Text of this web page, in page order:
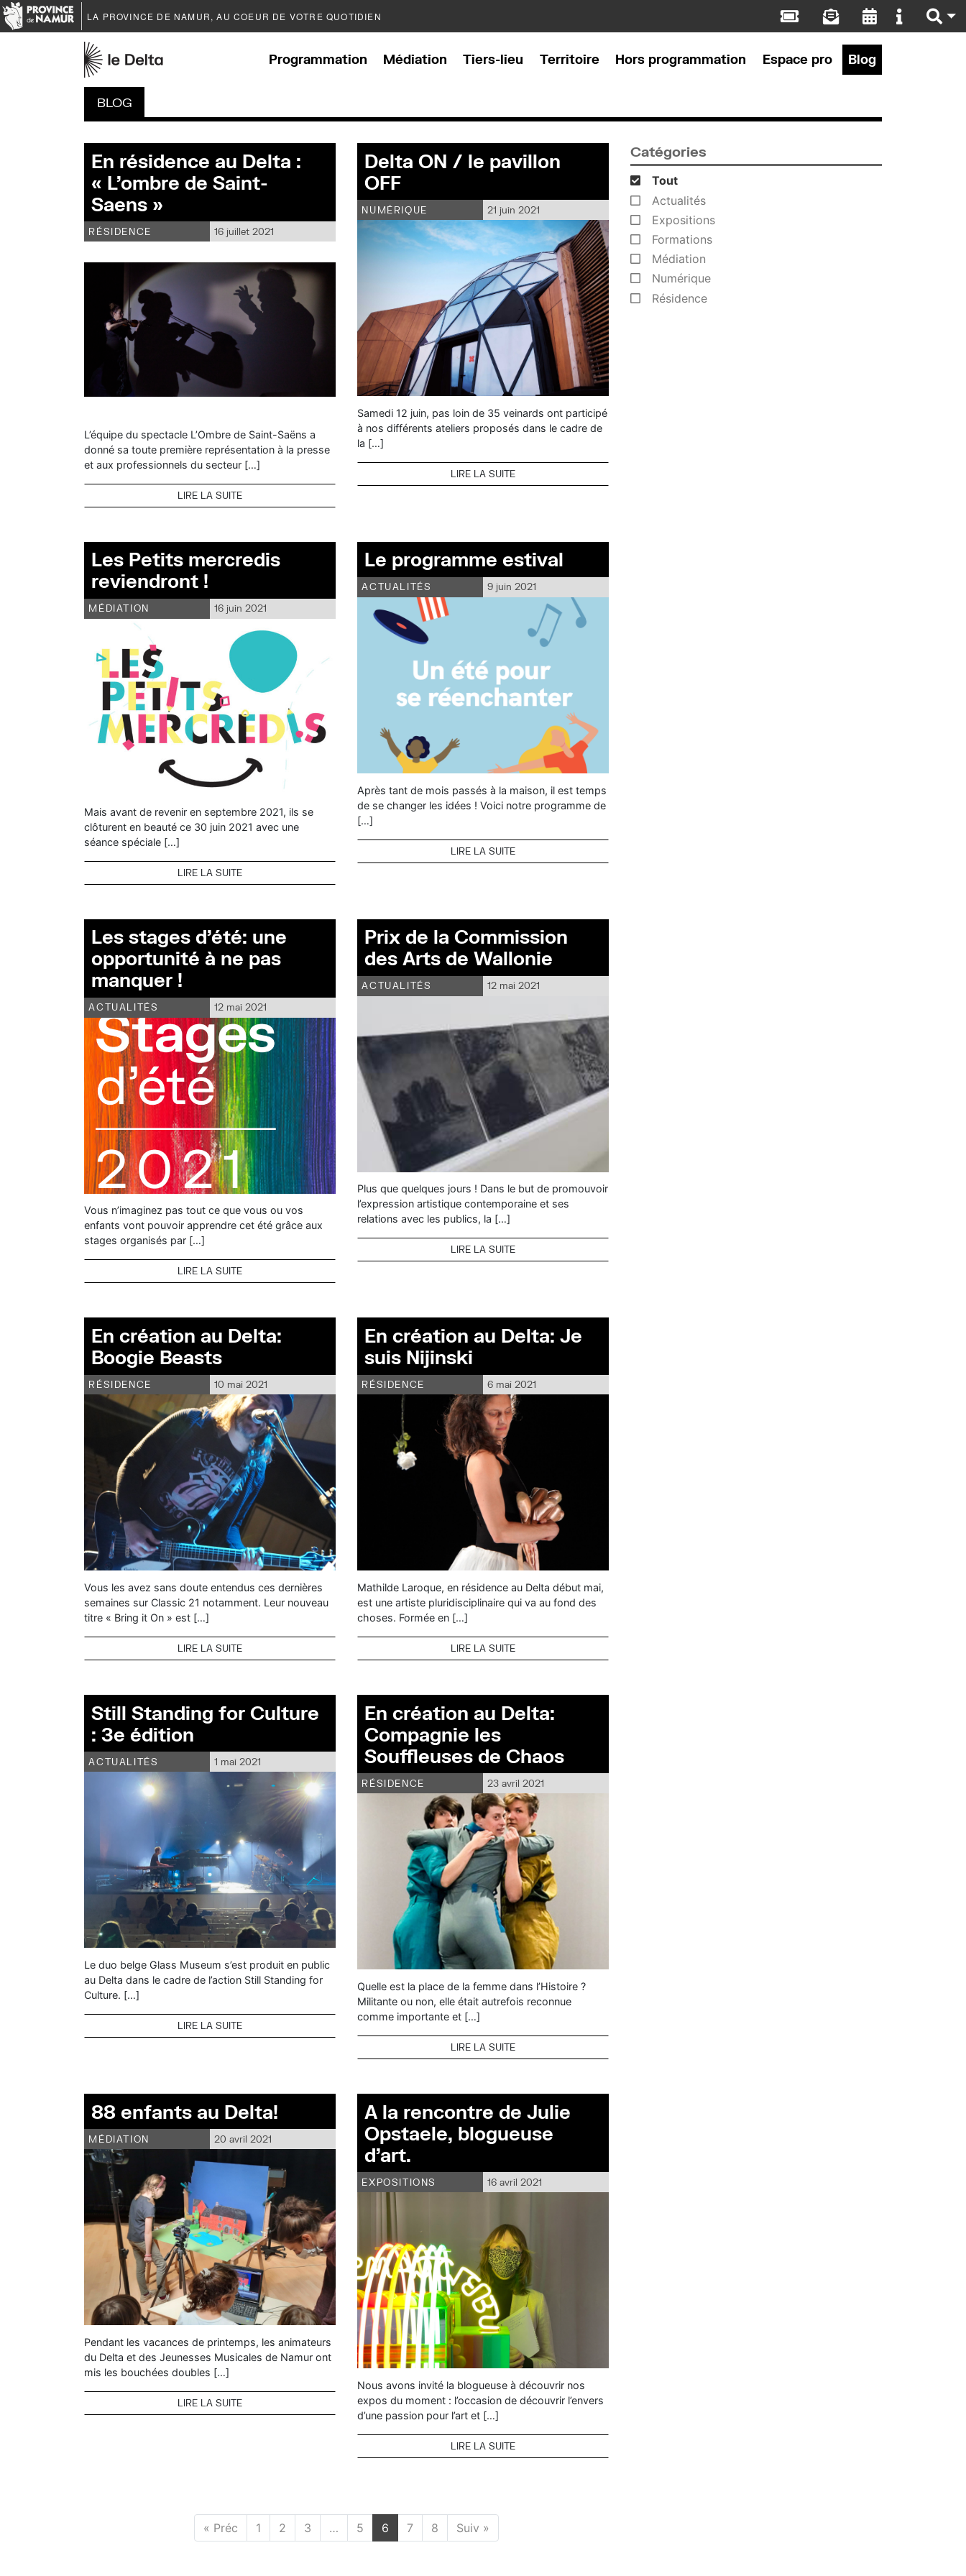
LA PROVINCE DE NAMUR, AU COEUR DE VOTRE QUOTIDIEN
Programmation Médiation Tiers-lieu Territoire Hors programmation Espace pro Blog
BLOG
En résidence au Delta :
« L’ombre de Saint-
Saens »
RÉSIDENCE 16 juillet 2021
L’équipe du spectacle L’Ombre de Saint-Saëns a
donné sa toute première représentation à la presse
et aux professionnels du secteur […]
LIRE LA SUITE
Delta ON / le pavillon
OFF
NUMÉRIQUE 21 juin 2021
Samedi 12 juin, pas loin de 35 veinards ont participé
à nos différents ateliers proposés dans le cadre de
la […]
LIRE LA SUITE
Les Petits mercredis
reviendront !
MÉDIATION 16 juin 2021
Mais avant de revenir en septembre 2021, ils se
clôturent en beauté ce 30 juin 2021 avec une
séance spéciale […]
LIRE LA SUITE
Le programme estival
ACTUALITÉS 9 juin 2021
Après tant de mois passés à la maison, il est temps
de se changer les idées ! Voici notre programme de
[…]
LIRE LA SUITE
Les stages d’été: une
opportunité à ne pas
manquer !
ACTUALITÉS 12 mai 2021
Vous n’imaginez pas tout ce que vous ou vos
enfants vont pouvoir apprendre cet été grâce aux
stages organisés par […]
LIRE LA SUITE
Prix de la Commission
des Arts de Wallonie
ACTUALITÉS 12 mai 2021
Plus que quelques jours ! Dans le but de promouvoir
l’expression artistique contemporaine et ses
relations avec les publics, la […]
LIRE LA SUITE
En création au Delta:
Boogie Beasts
RÉSIDENCE 10 mai 2021
Vous les avez sans doute entendus ces dernières
semaines sur Classic 21 notamment. Leur nouveau
titre « Bring it On » est […]
LIRE LA SUITE
En création au Delta: Je
suis Nijinski
RÉSIDENCE 6 mai 2021
Mathilde Laroque, en résidence au Delta début mai,
est une artiste pluridisciplinaire qui va au fond des
choses. Formée en […]
LIRE LA SUITE
Still Standing for Culture
: 3e édition
ACTUALITÉS 1 mai 2021
Le duo belge Glass Museum s’est produit en public
au Delta dans le cadre de l’action Still Standing for
Culture. […]
LIRE LA SUITE
En création au Delta:
Compagnie les
Souffleuses de Chaos
RÉSIDENCE 23 avril 2021
Quelle est la place de la femme dans l’Histoire ?
Militante ou non, elle était autrefois reconnue
comme importante et […]
LIRE LA SUITE
88 enfants au Delta!
MÉDIATION 20 avril 2021
Pendant les vacances de printemps, les animateurs
du Delta et des Jeunesses Musicales de Namur ont
mis les bouchées doubles […]
LIRE LA SUITE
A la rencontre de Julie
Opstaele, blogueuse
d’art.
EXPOSITIONS 16 avril 2021
Nous avons invité la blogueuse à découvrir nos
expos du moment : l’occasion de découvrir l’envers
d’une passion pour l’art et […]
LIRE LA SUITE
« Préc 1 2 3 … 5 6 7 8 Suiv »
Catégories
Tout
Actualités
Expositions
Formations
Médiation
Numérique
Résidence